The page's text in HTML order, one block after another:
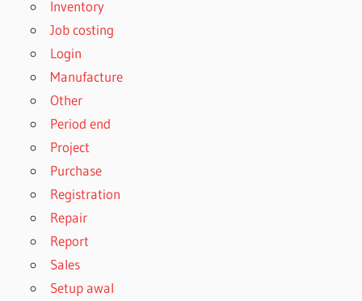
Inventory
Job costing
Login
Manufacture
Other
Period end
Project
Purchase
Registration
Repair
Report
Sales
Setup awal